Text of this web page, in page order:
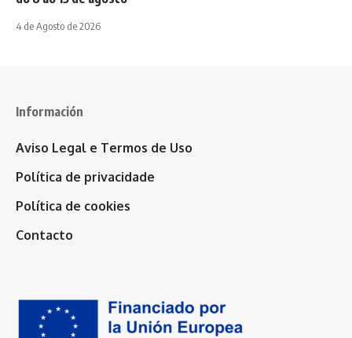
4 de Agosto de 2026
Información
Aviso Legal e Termos de Uso
Política de privacidade
Política de cookies
Contacto